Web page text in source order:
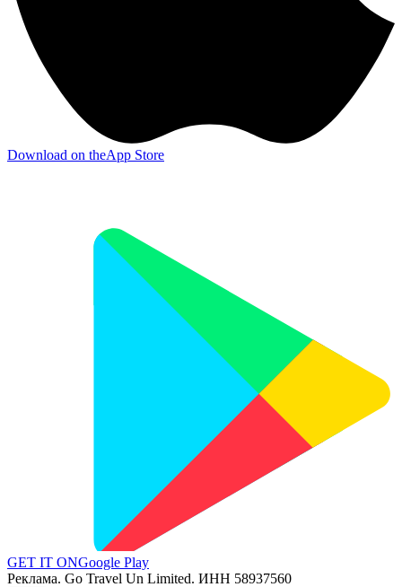
Download on theApp Store
GET IT ONGoogle Play
Реклама. Go Travel Un Limited. ИНН 58937560